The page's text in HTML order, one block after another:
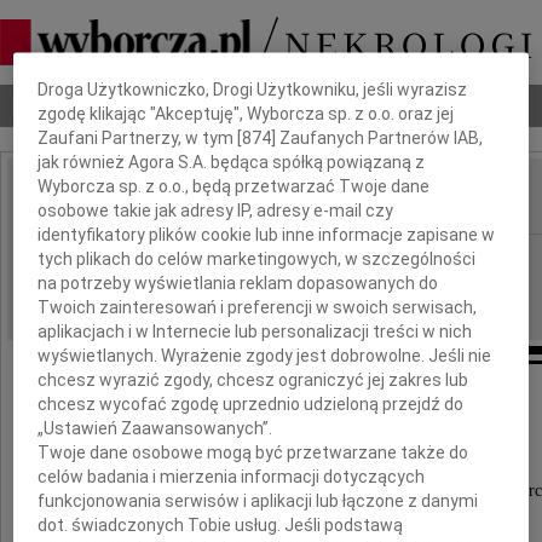
Nekrologi Odeszli Poradnik pogrzebowy
IMIĘ I NAZWISKO:
REGION: Częstochowa
DATA EMISJI: 18.10.2011
Pani Dyrektor Izabeli Lasce
wyrazy głębokiego współczucia z powodu
Dbamy o Twoją prywatność
Droga Użytkowniczko, Drogi Użytkowniku, jeśli wyrazisz
zgodę klikając "Akceptuję", Wyborcza sp. z o.o. oraz jej
Zaufani Partnerzy, w tym [874 ] Zaufanych Partnerów IAB,
jak również Agora S.A. będąca spółką powiązaną z
Wyborcza sp. z o.o., będą przetwarzać Twoje dane
osobowe takie jak adresy IP, adresy e-mail czy
identyfikatory plików cookie lub inne informacje zapisane w
tych plikach do celów marketingowych, w szczególności
na potrzeby wyświetlania reklam dopasowanych do
Twoich zainteresowań i preferencji w swoich serwisach,
aplikacjach i w Internecie lub personalizacji treści w nich
wyświetlanych. Wyrażenie zgody jest dobrowolne. Jeśli nie
chcesz wyrazić zgody, chcesz ograniczyć jej zakres lub
chcesz wycofać zgodę uprzednio udzieloną przejdź do
„Ustawień Zaawansowanych”.
Twoje dane osobowe mogą być przetwarzane także do
celów badania i mierzenia informacji dotyczących
funkcjonowania serwisów i aplikacji lub łączone z danymi
dot. świadczonych Tobie usług. Jeśli podstawą